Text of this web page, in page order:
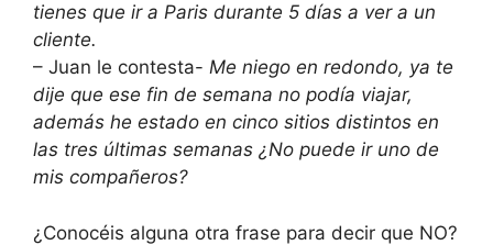
tienes que ir a Paris durante 5 dí­as a ver a un
cliente.
– Juan le contesta- Me niego en redondo, ya te
dije que ese fin de semana no podí­a viajar,
además he estado en cinco sitios distintos en
las tres últimas semanas ¿No puede ir uno de
mis compañeros?
¿Conocéis alguna otra frase para decir que NO?